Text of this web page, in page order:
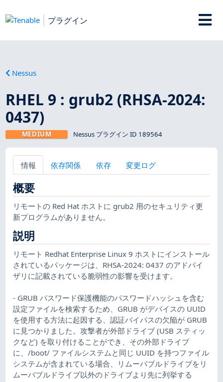
プラグイン
Nessus
RHEL 9 : grub2 (RHSA-2024:
0437)
MEDIUM Nessus プラグイン ID 189564
情報 依存関係 依存 変更ログ
概要
リモートの Red Hat ホストに grub2 用のセキュリティ更
新プログラムがありません。
説明
リモート Redhat Enterprise Linux 9 ホストにインストール
されているパッケージは、RHSA-2024: 0437 のアドバイ
ザリに記載されている脆弱性の影響を受けます。
- GRUB パスワード保護機能のパスワードハッシュを含む
設定ファイルを検索するため、GRUB がデバイスの UUID
を使用する方法に起因する、認証バイパスの欠陥が GRUB
に見つかりました。攻撃者が外部ドライブ (USB スティッ
クなど) を取り付けることができ、その外部ドライブ
に、/boot/ ファイルシステムと同じ UUID を持つファイル
システムが含まれている場合、リムーバブルドライブをリ
ムーバブルドライブ以外のドライブより先に列挙する